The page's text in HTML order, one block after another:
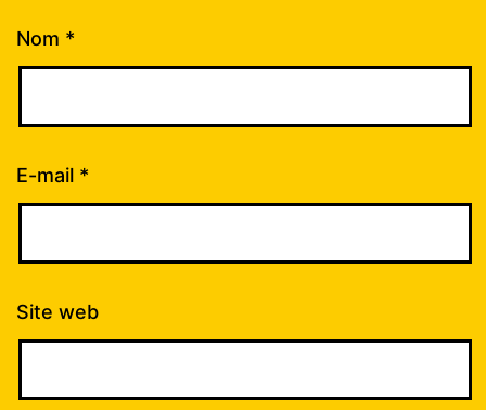
Nom *
E-mail *
Site web